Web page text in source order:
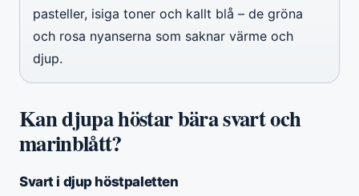
pasteller, isiga toner och kallt blå – de gröna
och rosa nyanserna som saknar värme och
djup.
Kan djupa höstar bära svart och
marinblått?
Svart i djup höstpaletten